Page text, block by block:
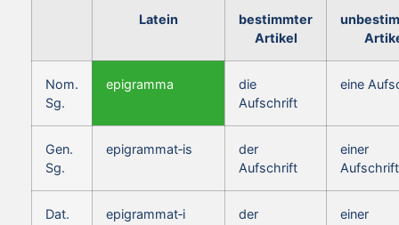
Latein
bestimmter
Artikel
Nom.
Sg.
epigramma
die
Aufschrift
eine
Gen.
Sg.
epigrammat‑is
der
Aufschrift
einer
Aufschrift
Dat.
epigrammat‑i
der
einer